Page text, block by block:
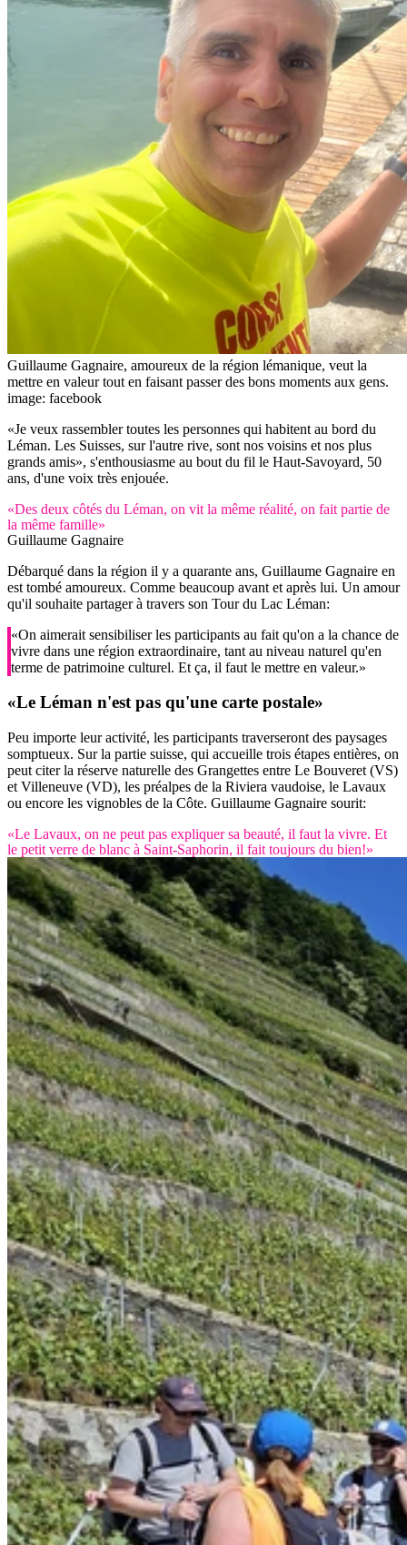
Guillaume Gagnaire, amoureux de la région lémanique, veut la
mettre en valeur tout en faisant passer des bons moments aux gens.
image: facebook
«Je veux rassembler toutes les personnes qui habitent au bord du
Léman. Les Suisses, sur l'autre rive, sont nos voisins et nos plus
grands amis», s'enthousiasme au bout du fil le Haut-Savoyard, 50
ans, d'une voix très enjouée.
«Des deux côtés du Léman, on vit la même réalité, on fait partie de
la même famille»
Guillaume Gagnaire
Débarqué dans la région il y a quarante ans, Guillaume Gagnaire en
est tombé amoureux. Comme beaucoup avant et après lui. Un amour
qu'il souhaite partager à travers son Tour du Lac Léman:
«On aimerait sensibiliser les participants au fait qu'on a la chance de
vivre dans une région extraordinaire, tant au niveau naturel qu'en
terme de patrimoine culturel. Et ça, il faut le mettre en valeur.»
«Le Léman n'est pas qu'une carte postale»
Peu importe leur activité, les participants traverseront des paysages
somptueux. Sur la partie suisse, qui accueille trois étapes entières, on
peut citer la réserve naturelle des Grangettes entre Le Bouveret (VS)
et Villeneuve (VD), les préalpes de la Riviera vaudoise, le Lavaux
ou encore les vignobles de la Côte. Guillaume Gagnaire sourit:
«Le Lavaux, on ne peut pas expliquer sa beauté, il faut la vivre. Et
le petit verre de blanc à Saint-Saphorin, il fait toujours du bien!»